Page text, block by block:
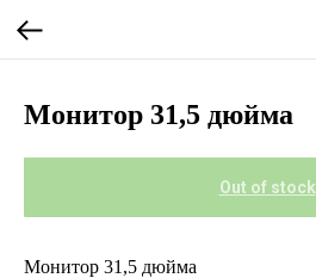
Монитор 31,5 дюйма
Out of stock
Монитор 31,5 дюйма